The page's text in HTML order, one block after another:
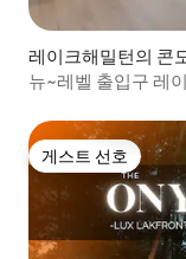
레이크해밀턴의 콘
뉴~레벨 출입구 레
게스트 선호
게스트 선호